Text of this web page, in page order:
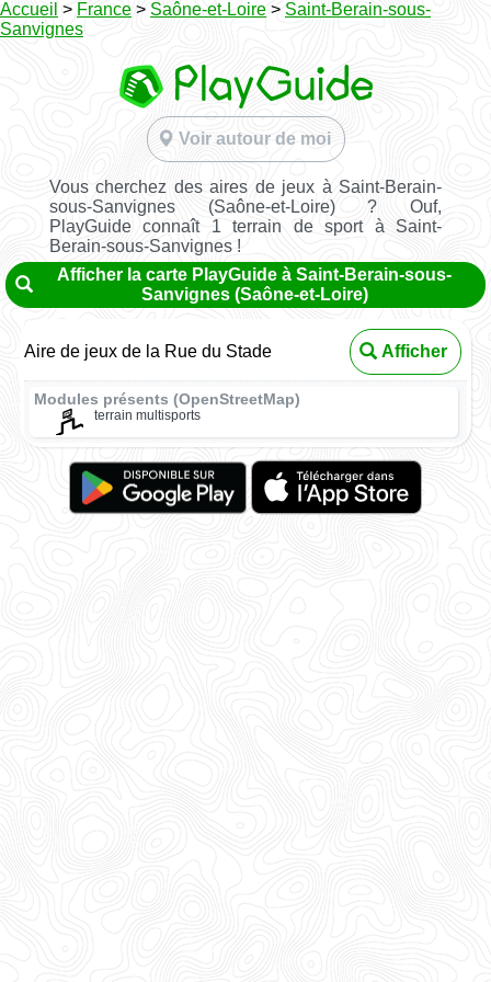
Accueil > France > Saône-et-Loire > Saint-Berain-sous-
Sanvignes
Voir autour de moi
Vous cherchez des aires de jeux à Saint-Berain-
sous-Sanvignes (Saône-et-Loire) ? Ouf,
PlayGuide connaît 1 terrain de sport à Saint-
Berain-sous-Sanvignes !
Afficher la carte PlayGuide à Saint-Berain-sous-
Sanvignes (Saône-et-Loire)
Aire de jeux de la Rue du Stade Afficher
Modules présents (OpenStreetMap)
terrain multisports